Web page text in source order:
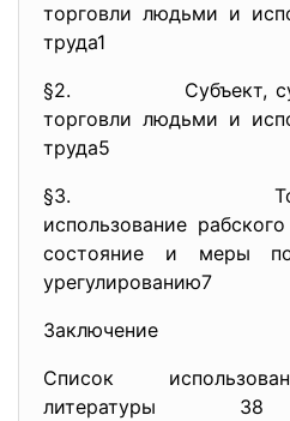
торговли людьми и
труда1
§2. Субъект,
торговли людьми и
труда5
§3.
использование
состояние и меры по
урегулированию7
Заключение
Список
литературы 38